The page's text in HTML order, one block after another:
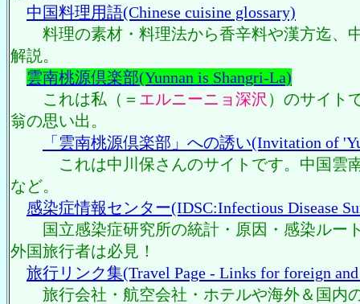
中国料理用語(Chinese cuisine glossary)
料理の素材・料理法から香辛料や漢方迄、
解説。
雲南桃源倶楽部(Yunnan is Shangri-La)
これは私（＝ エルニーニョ深沢 ）のサイト
翁の思い出。
「雲南桃源倶楽部」への誘い(Invitation of
これは中川保さんのサイトです。中国雲南
など。
感染症情報センター(IDSC:Infectious Disease
国立感染症研究所の統計・原因・感染ルー
外国旅行者は必見！
旅行リンク集(Travel Page - Links for foreign
旅行会社・航空会社・ホテルや海外＆国内